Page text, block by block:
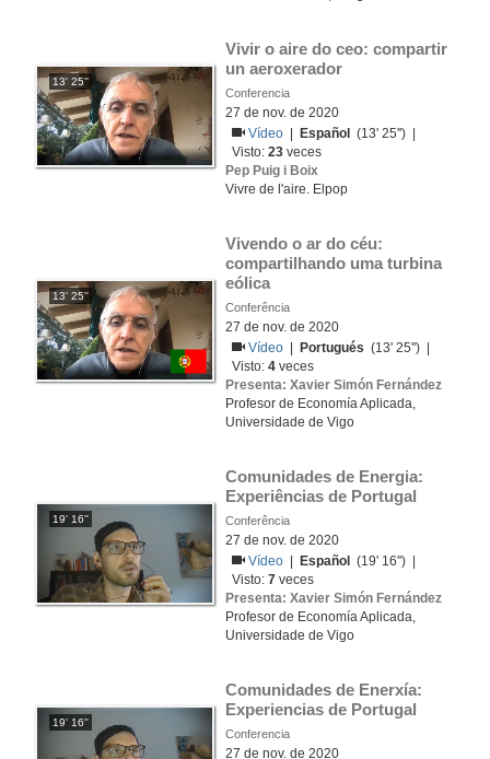
13' 25''
Vivir o aire do ceo: compartir
un aeroxerador
Conferencia
27 de nov. de 2020
Vídeo
Español
(13' 25'') |
Visto:23 veces
Pep Puig i Boix
Vivre de l'aire. Elpop
13' 25''
Vivendo o ar do céu:
compartilhando uma turbina
eólica
Conferência
27 de nov. de 2020
Vídeo
Portugués (13' 25'') |
Visto:4 veces
Presenta: Xavier Simón Fernández
Profesor de Economía Aplicada,
Universidade de Vigo
19' 16''
Comunidades de Energia:
Experiências de Portugal
Conferência
27 de nov. de 2020
Vídeo
Español
(19' 16'') |
Visto:7 veces
Presenta: Xavier Simón Fernández
Profesor de Economía Aplicada,
Universidade de Vigo
19' 16''
Comunidades de Enerxía:
Experiencias de Portugal
Conferencia
27 de nov. de 2020